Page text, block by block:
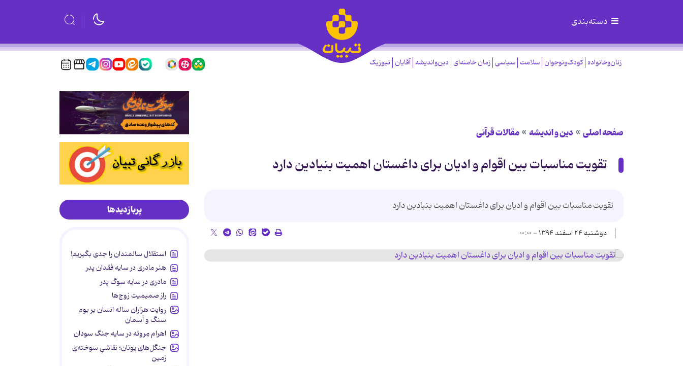
دسته‌بندی
زنان‌وخانواده کودک‌ونوجوان سلامت سیاسی زمان خامنه‌ای دین‌واندیشه آقایان نیوزیک
صفحه اصلی دین و اندیشه مقالات قرآنی
تقویت مناسبات بین اقوام و ادیان برای داغستان اهمیت بنیادین دارد
تقویت مناسبات بین اقوام و ادیان برای داغستان اهمیت بنیادین دارد
دوشنبه ۲۴ اسفند ۱۳۹۴ - ۰۰:۰۰
پربازدیدها
استقلال سالمندان را جدی بگیریم!
هنر مادری در سایه‌ فقدان پدر
مادری در سایه سوگ پدر
راز صمیمیت زوج‌ها
روایت هزاران ساله انسان بر بوم
سنگ و آسمان
اهرام مِروئه در سایه جنگ سودان
جنگل‌های یونان؛ نقاشیِ سوخته‌ی
زمین